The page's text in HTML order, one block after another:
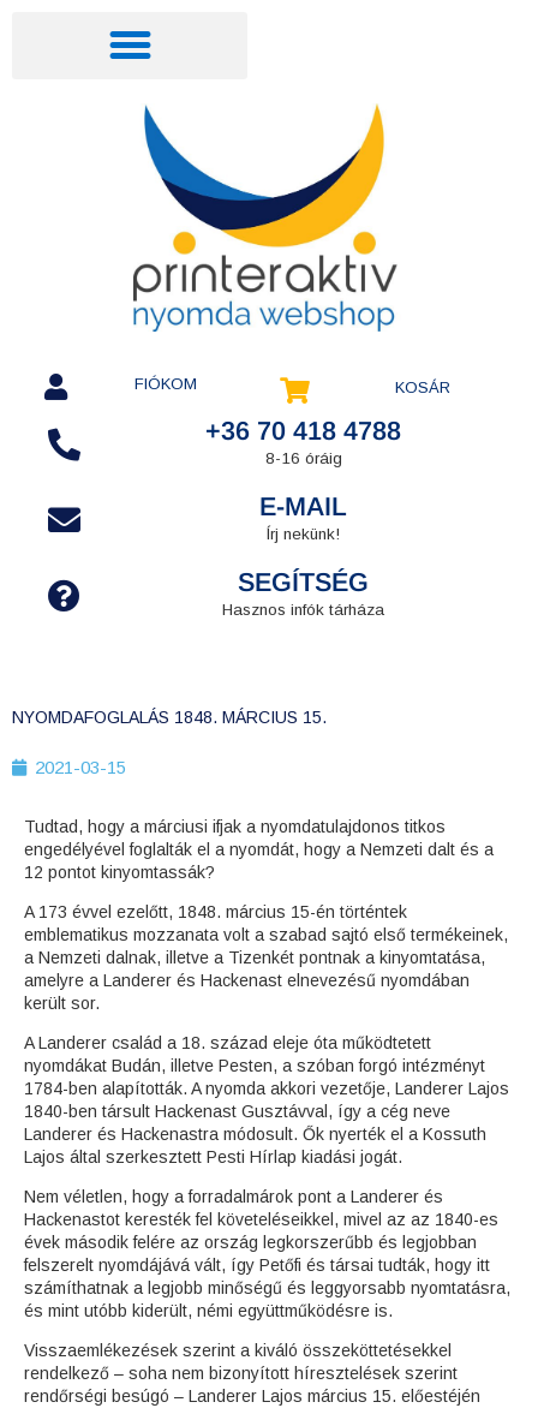
FIÓKOM KOSÁR
+36 70 418 4788
8-16 óráig
E-MAIL
Írj nekünk!
SEGÍTSÉG
Hasznos infók tárháza
NYOMDAFOGLALÁS 1848. MÁRCIUS 15.
2021-03-15
Tudtad, hogy a márciusi ifjak a nyomdatulajdonos titkos
engedélyével foglalták el a nyomdát, hogy a Nemzeti dalt és a
12 pontot kinyomtassák?
A 173 évvel ezelőtt, 1848. március 15-én történtek
emblematikus mozzanata volt a szabad sajtó első termékeinek,
a Nemzeti dalnak, illetve a Tizenkét pontnak a kinyomtatása,
amelyre a Landerer és Hackenast elnevezésű nyomdában
került sor.
A Landerer család a 18. század eleje óta működtetett
nyomdákat Budán, illetve Pesten, a szóban forgó intézményt
1784-ben alapították. A nyomda akkori vezetője, Landerer Lajos
1840-ben társult Hackenast Gusztávval, így a cég neve
Landerer és Hackenastra módosult. Ők nyerték el a Kossuth
Lajos által szerkesztett Pesti Hírlap kiadási jogát.
Nem véletlen, hogy a forradalmárok pont a Landerer és
Hackenastot keresték fel követeléseikkel, mivel az az 1840-es
évek második felére az ország legkorszerűbb és legjobban
felszerelt nyomdájává vált, így Petőfi és társai tudták, hogy itt
számíthatnak a legjobb minőségű és leggyorsabb nyomtatásra,
és mint utóbb kiderült, némi együttműködésre is.
Visszaemlékezések szerint a kiváló összeköttetésekkel
rendelkező – soha nem bizonyított híresztelések szerint
rendőrségi besúgó – Landerer Lajos március 15. előestéjén